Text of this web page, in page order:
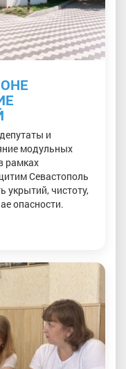
и
модульных
рамках
Севастополь
укрытий, чистоту,
опасности.